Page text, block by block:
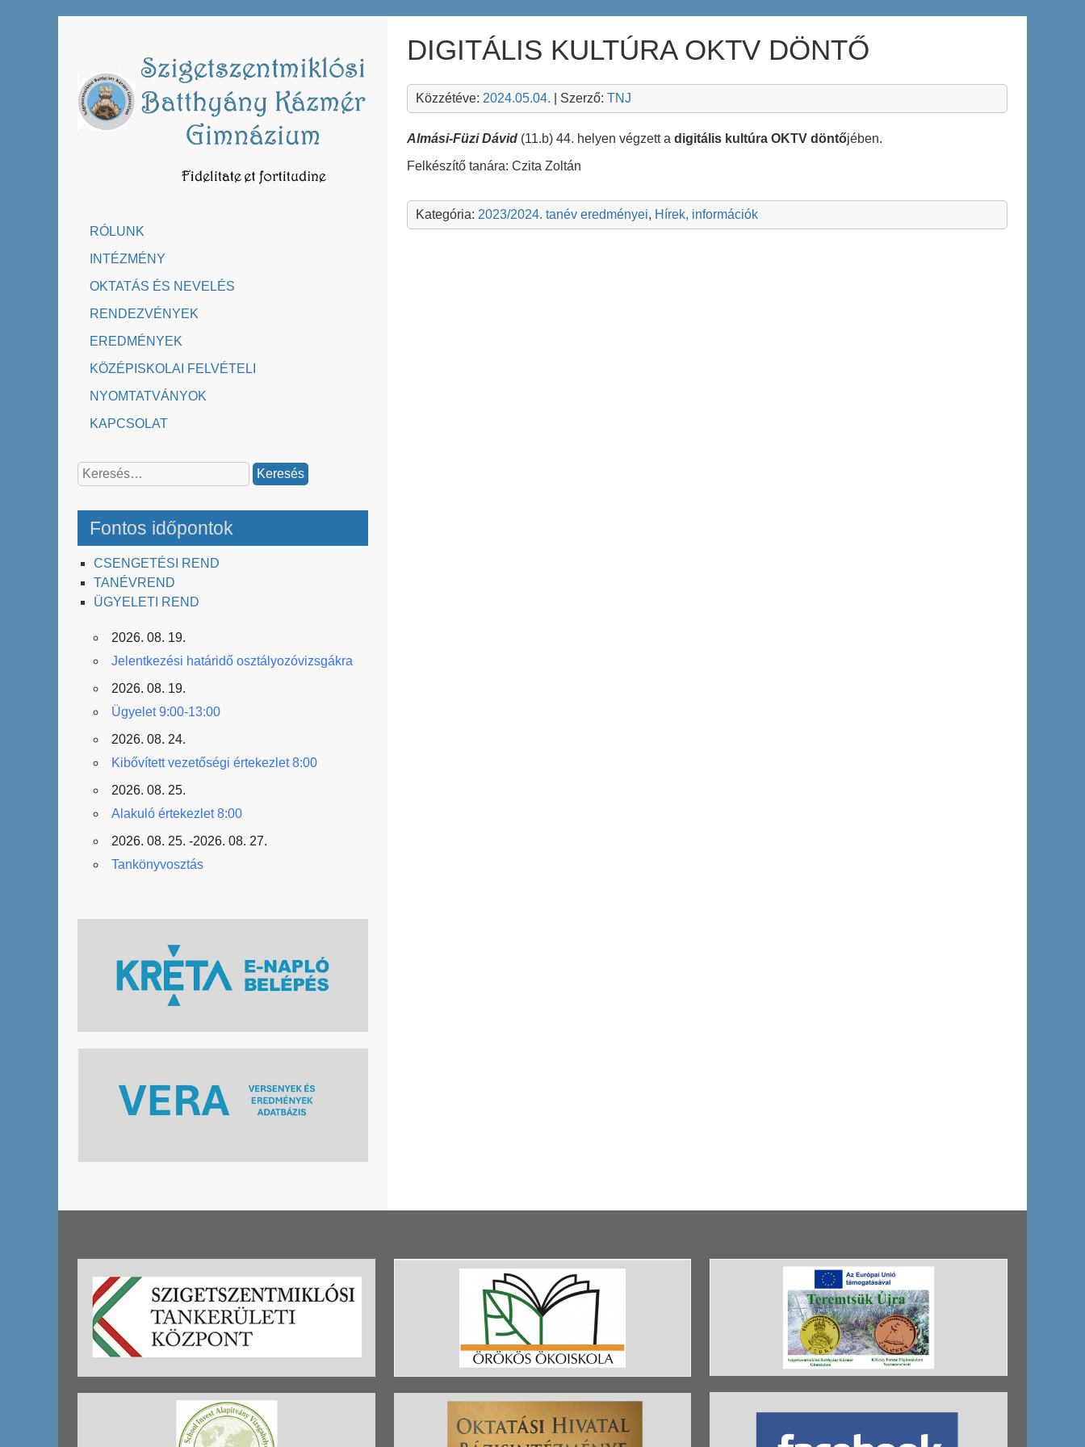
RÓLUNK
INTÉZMÉNY
OKTATÁS ÉS NEVELÉS
RENDEZVÉNYEK
EREDMÉNYEK
KÖZÉPISKOLAI FELVÉTELI
NYOMTATVÁNYOK
KAPCSOLAT
Keresés:
Fontos időpontok
CSENGETÉSI REND
TANÉVREND
ÜGYELETI REND
2026. 08. 19.
Jelentkezési határidő osztályozóvizsgákra
2026. 08. 19.
Ügyelet 9:00-13:00
2026. 08. 24.
Kibővített vezetőségi értekezlet 8:00
2026. 08. 25.
Alakuló értekezlet 8:00
2026. 08. 25. -2026. 08. 27.
Tankönyvosztás
DIGITÁLIS KULTÚRA OKTV DÖNTŐ
Közzétéve: 2024.05.04. | Szerző: TNJ
Almási-Füzi Dávid (11.b) 44. helyen végzett a digitális kultúra OKTV döntőjében.
Felkészítő tanára: Czita Zoltán
Kategória: 2023/2024. tanév eredményei, Hírek, információk